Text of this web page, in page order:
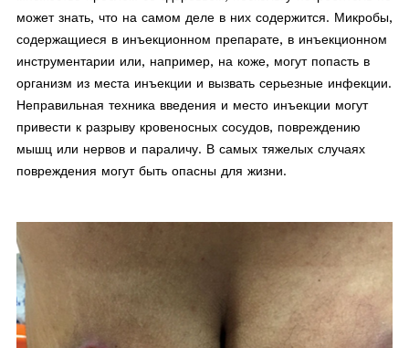
может знать, что на самом деле в них содержится. Микробы,
содержащиеся в инъекционном препарате, в инъекционном
инструментарии или, например, на коже, могут попасть в
организм из места инъекции и вызвать серьезные инфекции.
Неправильная техника введения и место инъекции могут
привести к разрыву кровеносных сосудов, повреждению
мышц или нервов и параличу. В самых тяжелых случаях
повреждения могут быть опасны для жизни.